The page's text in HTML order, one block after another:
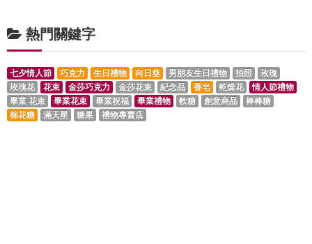
熱門關鍵字
七夕情人節 巧克力 生日禮物 向日葵 男朋友生日禮物 拍照
玫瑰
玫瑰花
花束 金莎巧克力 金莎花束 紀念品 香皂 乾燥花
情人節禮物
畢業 花束
畢業花束 畢業祝福 畢業禮物 軟糖 創意商品
棒棒糖
棉花糖
滿天星 糖果 禮物專賣店